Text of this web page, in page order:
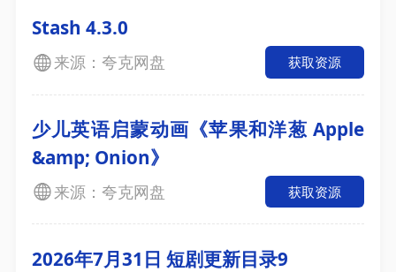
Stash 4.3.0
来源：夸克网盘 获取资源
少儿英语启蒙动画《苹果和洋葱 Apple
&amp; Onion》
来源：夸克网盘 获取资源
2026年7月31日 短剧更新目录9